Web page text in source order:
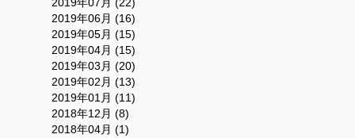
2019年07月 (22)
2019年06月 (16)
2019年05月 (15)
2019年04月 (15)
2019年03月 (20)
2019年02月 (13)
2019年01月 (11)
2018年12月 (8)
2018年04月 (1)